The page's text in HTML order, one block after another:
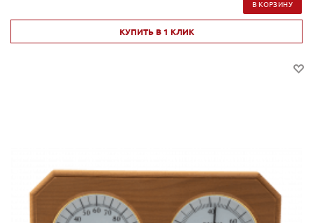
В КОРЗИНУ
КУПИТЬ В 1 КЛИК